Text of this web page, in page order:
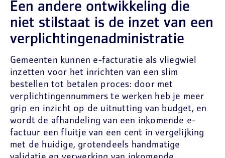
Een andere ontwikkeling die
niet stilstaat is de inzet van een
verplichtingenadministratie
Gemeenten kunnen e-facturatie als vliegwiel
inzetten voor het inrichten van een slim
bestellen tot betalen proces: door met
verplichtingennummers te werken heb je meer
grip en inzicht op de uitnutting van budget, en
wordt de afhandeling van een inkomende e-
factuur een fluitje van een cent in vergelijking
met de huidige, grotendeels handmatige